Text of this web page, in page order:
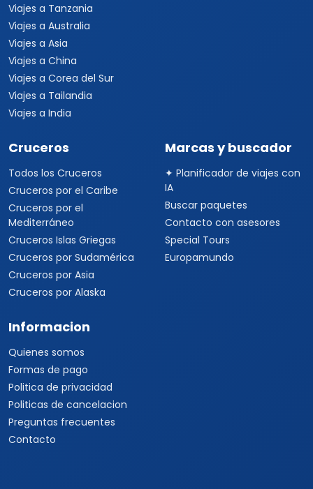
Viajes a Medio Oriente
Viajes a Alemania
Viajes a Suiza
Viajes a África
Viajes a Sudáfrica
Viajes a Kenia
Viajes a Tanzania
Viajes a Asia
Viajes a China
Viajes a Corea del Sur
Viajes a Tailandia
Viajes a India
Cruceros
Todos los Cruceros
Cruceros por el Caribe
Mediterráneo
Cruceros Islas Griegas
Cruceros por Sudamérica
Cruceros por Asia
Cruceros por Alaska
Marcas y buscador
Informacion